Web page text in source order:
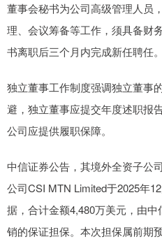
董事会秘书为公司高级管理人员
理、会议筹备等工作，须具备财
书离职后三个月内完成新任聘任。
独立董事工作制度强调独立董事
避，独立董事应提交年度述职报
公司应提供履职保障。
中信证券公告，其境外全资子公
公司CSI MTN Limited于2025年
据，合计金额4,480万美元，由
销的保证担保。本次担保属前期